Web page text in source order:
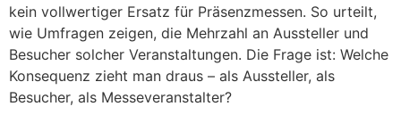
kein vollwertiger Ersatz für Präsenzmessen. So urteilt,
wie Umfragen zeigen, die Mehrzahl an Aussteller und
Besucher solcher Veranstaltungen. Die Frage ist: Welche
Konsequenz zieht man draus – als Aussteller, als
Besucher, als Messeveranstalter?